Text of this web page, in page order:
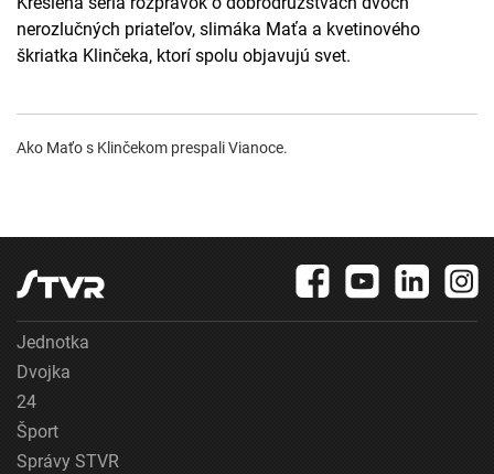
nerozlučných priateľov, slimáka Maťa a kvetinového
škriatka Klinčeka, ktorí spolu objavujú svet.
Ako Maťo s Klinčekom prespali Vianoce.
Jednotka
Dvojka
24
Šport
Správy STVR